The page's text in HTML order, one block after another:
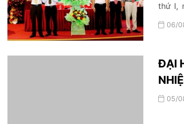
thứ I,
công
học
06/
ĐẠI
05/